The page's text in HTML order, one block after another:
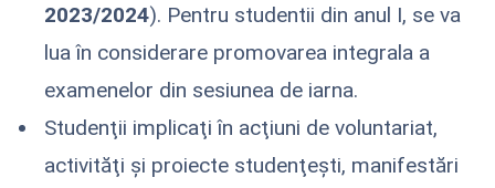
2023/2024). Pentru studentii din anul I, se va
lua în considerare promovarea integrala a
examenelor din sesiunea de iarna.
Studenţii implicaţi în acţiuni de voluntariat,
activităţi şi proiecte studenţeşti, manifestări